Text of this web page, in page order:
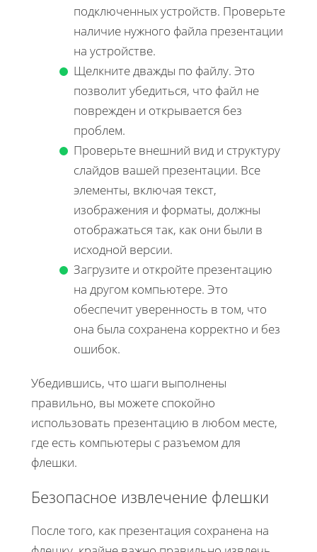
подключенных устройств. Проверьте
наличие нужного файла презентации
на устройстве.
Щелкните дважды по файлу. Это
позволит убедиться, что файл не
поврежден и открывается без
проблем.
Проверьте внешний вид и структуру
слайдов вашей презентации. Все
элементы, включая текст,
изображения и форматы, должны
отображаться так, как они были в
исходной версии.
Загрузите и откройте презентацию
на другом компьютере. Это
обеспечит уверенность в том, что
она была сохранена корректно и без
ошибок.
Убедившись, что шаги выполнены
правильно, вы можете спокойно
использовать презентацию в любом месте,
где есть компьютеры с разъемом для
флешки.
Безопасное извлечение флешки
После того, как презентация сохранена на